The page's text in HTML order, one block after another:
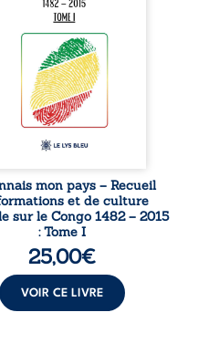
il entend combattre
le repli identitaire
du
patriotique.
à tous, ce recueil
des repères essentiels
mieux comprendre le ...
mon pays – Recueil
et de culture
sur le Congo 1482 – 2015
: Tome I
25,00€
VOIR CE LIVRE